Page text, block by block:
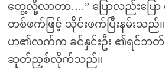
တွေ့လို့လာတာ….” ပြောလည်းပြ
တစ်ဖက်ဖြင့် သိုင်းဖက်ပြီးနမ်းသည်။
ဟ၏လက်က ခင်နှင်းဦး ၏ရင်ဘတ်
ဆုတ်ညှစ်လိုက်သည်။